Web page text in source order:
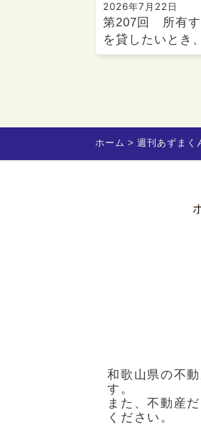
2026年7月22日
第207回 所有す
を貸したいとき
ホーム 週刊あずまく
和歌山県の不
す。
また、不動産
ください。